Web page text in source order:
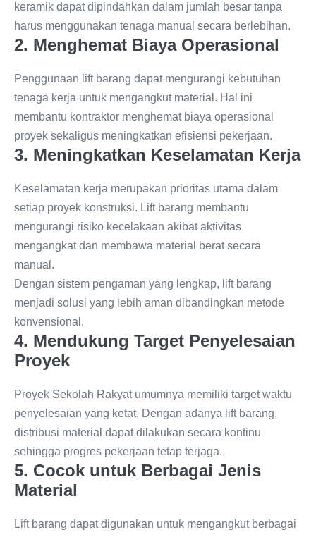
keramik dapat dipindahkan dalam jumlah besar tanpa
harus menggunakan tenaga manual secara berlebihan.
2. Menghemat Biaya Operasional
Penggunaan lift barang dapat mengurangi kebutuhan
tenaga kerja untuk mengangkut material. Hal ini
membantu kontraktor menghemat biaya operasional
proyek sekaligus meningkatkan efisiensi pekerjaan.
3. Meningkatkan Keselamatan Kerja
Keselamatan kerja merupakan prioritas utama dalam
setiap proyek konstruksi. Lift barang membantu
mengurangi risiko kecelakaan akibat aktivitas
mengangkat dan membawa material berat secara
manual.
Dengan sistem pengaman yang lengkap, lift barang
menjadi solusi yang lebih aman dibandingkan metode
konvensional.
4. Mendukung Target Penyelesaian
Proyek
Proyek Sekolah Rakyat umumnya memiliki target waktu
penyelesaian yang ketat. Dengan adanya lift barang,
distribusi material dapat dilakukan secara kontinu
sehingga progres pekerjaan tetap terjaga.
5. Cocok untuk Berbagai Jenis
Material
Lift barang dapat digunakan untuk mengangkut berbagai